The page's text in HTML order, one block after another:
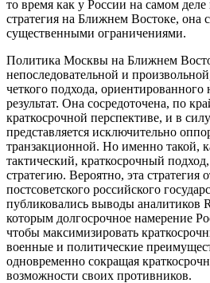
то время как у России на самом деле
стратегия на Ближнем Востоке, она
существенными ограничениями.
Политика Москвы на Ближнем
непоследовательной и
четкого подхода,
результат. Она сосредоточена, по
краткосрочной перспективе, и в
представляется исключительно
транзакционной. Но именно такой,
тактический, краткосрочный
стратегию. Вероятно, эта стратегия
постсоветского российского
публиковались выводы аналитиков
которым долгосрочное намерение
чтобы максимизировать
военные и политические
одновременно сокращая
возможности своих противников.